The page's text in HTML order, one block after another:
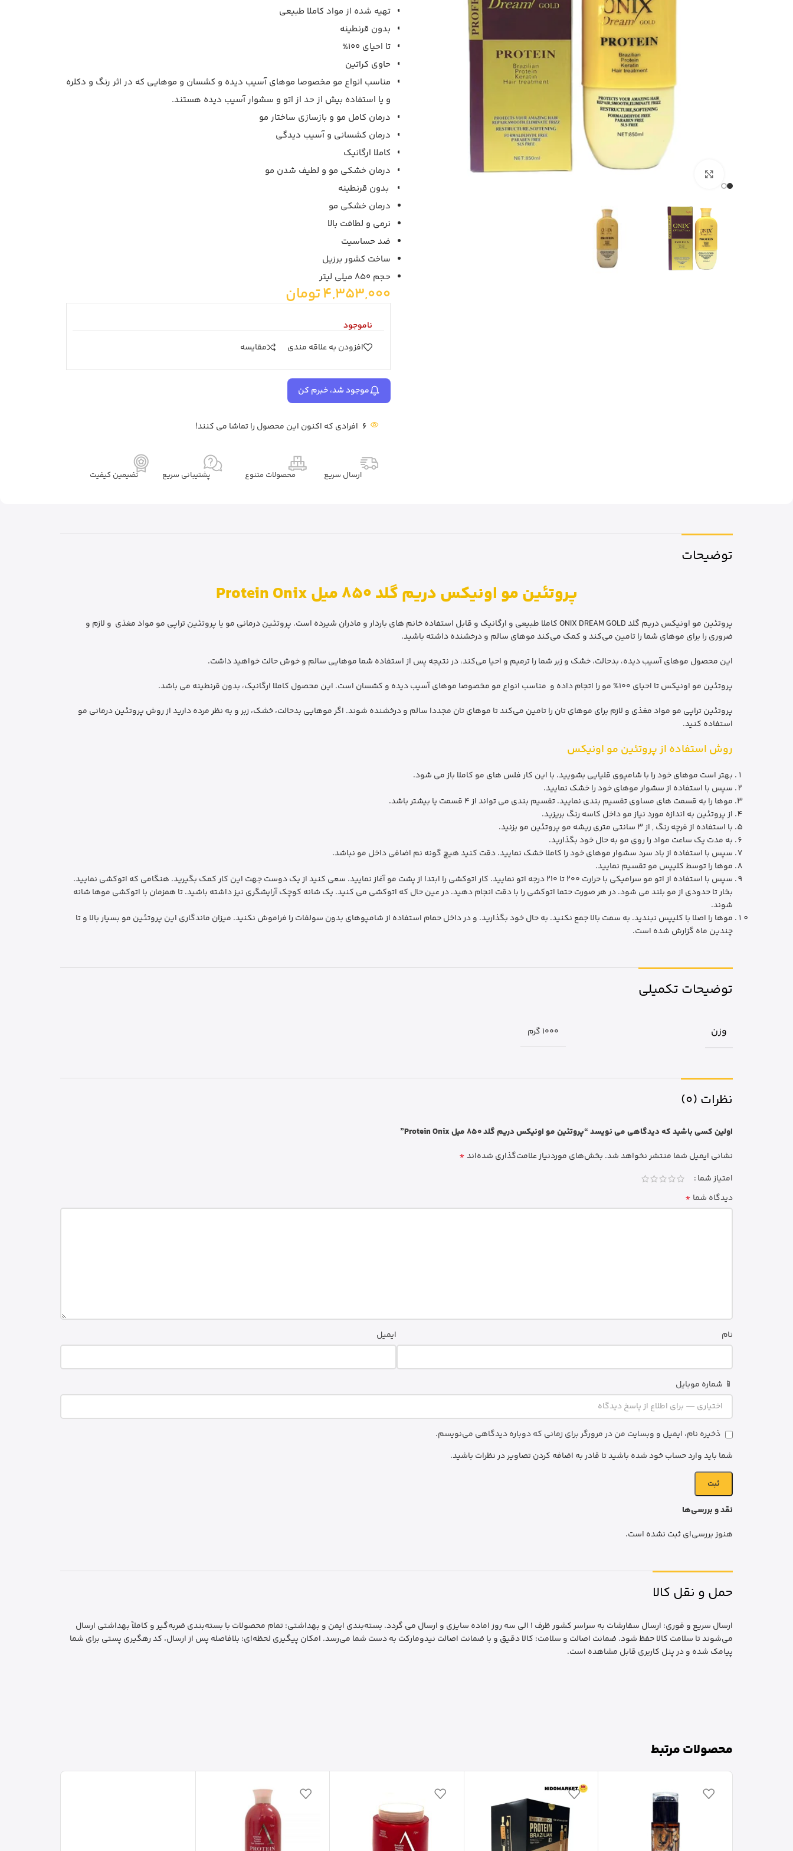
برای بزرگنمایی کلیک کنید
تهیه شده از مواد کاملا طبیعی
بدون قرنطینه
تا احیای 100%
حاوی کراتین
مناسب انواع مو مخصوصا موهای آسیب دیده و کشسان و موهایی که در اثر رنگ و دکلره
و یا استفاده بیش از حد از اتو و سشوار آسیب دیده هستند.
درمان کامل مو و بازسازی ساختار مو
درمان کشسانی و آسیب دیدگی
کاملا ارگانیک
درمان خشکی مو و لطیف شدن مو
بدون قرنطینه
درمان خشکی مو
نرمی و لطافت بالا
ضد حساسیت
ساخت کشور برزیل
حجم 850 میلی لیتر
4,353,000تومان
ناموجود
افزودن به علاقه مندی
مقايسه
موجود شد، خبرم کن
6 افرادی که اکنون این محصول را تماشا می کنند!
ارسال سریع محصولات متنوع پشتیبانی سریع تضیمین کیفیت
توضیحات
پروتئین مو اونیکس دریم‌ گلد 850 میل Protein Onix
پروتئین مو اونیکس دریم گلد ONIX DREAM GOLD کاملا طبیعی و ارگانیک و قابل استفاده خانم های باردار و مادران شیرده است. پروتئین درمانی مو یا پروتئین تراپی مو مواد مغذی و لازم و
ضروری را برای موهای‌ شما را تامین می‌کند و کمک می‌کند موهای سالم و درخشنده داشته باشید.
این محصول موهای آسیب دیده، بدحالت، خشک و زبر شما را ترمیم و احیا می‌کند، در نتیجه پس از استفاده شما موهایی سالم و خوش حالت خواهید داشت.
پروتئین مو اونیکس تا احیای 100% مو را اتجام داده و مناسب انواع مو مخصوصا موهای آسیب دیده و کشسان است. این محصول کاملا ارگانیک، بدون قرنطینه می باشد.
پروتئین تراپی مو مواد مغذی و لازم برای مو‌‌‌‌های تان را تامین می‌کند تا مو‌‌‌‌های تان مجددا سالم و درخشنده شوند. اگر موهایی بدحالت، خشک، زبر و به نظر مرده دارید از روش پروتئین درمانی مو
استفاده کنید.
روش استفاده از پروتئین مو اونیکس
بهتر است موهای خود را با شامپوی قلیایی بشویید. با این کار فلس های مو کاملا باز می شود.
سپس با استفاده از سشوار موهای خود را خشک نمایید.
موها را به قسمت های مساوی تقسیم بندی نمایید. تقسیم بندی می تواند از 4 قسمت یا بیشتر باشد.
از پروتئین به اندازه مورد نیاز مو داخل کاسه رنگ بریزید.
با استفاده از فرچه رنگ ,‌ از 3 سانتی متری ریشه مو پروتئین مو بزنید.
به مدت یک ساعت مواد را روی مو به حال خود بگذارید.
سپس با استفاده از باد سرد سشوار موهای خود را کاملا خشک نمایید. دقت کنید هیچ گونه نم اضافی داخل مو نباشد.
موها را توسط کلیپس مو تقسیم نمایید.
سپس با استفاده از اتو مو سرامیکی با حرارت 200 تا 210 درجه اتو نمایید. کار اتوکشی را ابتدا از پشت مو آغاز نمایید. سعی کنید از یک دوست جهت این کار کمک بگیرید. هنگامی که اتوکشی نمایید.
بخار تا حدودی از مو بلند می شود. در هر صورت حتما اتوکشی را با دقت انجام دهید. در عین حال که اتوکشی می کنید. یک شانه کوچک آرایشگری نیز داشته باشید. تا همزمان با اتوکشی موها شانه
شوند.
موها را اصلا با کلیپس نبندید. به سمت بالا جمع نکنید. به حال خود بگذارید. و در داخل حمام استفاده از شامپوهای بدون سولفات را فراموش نکنید. میزان ماندگاری این پروتئین مو بسیار بالا و تا
چندین ماه گزارش شده است.
توضیحات تکمیلی
وزن 1000 گرم
نظرات (0)
نقد و بررسی‌ها
هنوز بررسی‌ای ثبت نشده است.
اولین کسی باشید که دیدگاهی می نویسد “پروتئین مو اونیکس دریم‌ گلد 850 میل Protein Onix”
نشانی ایمیل شما منتشر نخواهد شد. بخش‌های موردنیاز علامت‌گذاری شده‌اند*
امتیاز شما
دیدگاه شما *
نام ایمیل
📱 شماره موبایل
ذخیره نام، ایمیل و وبسایت من در مرورگر برای زمانی که دوباره دیدگاهی می‌نویسم.
شما باید وارد حساب خود شده باشید تا قادر به اضافه کردن تصاویر در نظرات باشید.
حمل و نقل کالا
ارسال سریع و فوری: ارسال سفارشات به سراسر کشور ظرف 1 الی سه روز اماده سایزی و ارسال می گردد. بسته‌بندی ایمن و بهداشتی: تمام محصولات با بسته‌بندی ضربه‌گیر و کاملاً بهداشتی ارسال
می‌شوند تا سلامت کالا حفظ شود. ضمانت اصالت و سلامت: کالا دقیق و با ضمانت اصالت نیدومارکت به دست شما می‌رسد. امکان پیگیری لحظه‌ای: بلافاصله پس از ارسال، کد رهگیری پستی برای شما
پیامک شده و در پنل کاربری قابل مشاهده است.
محصولات مرتبط